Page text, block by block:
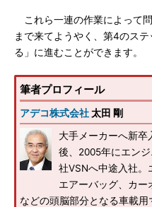
これら一連の作業によって
まで来てようやく、第4のス
る」に進むことができます。
筆者プロフィール
アデコ株式会社太田 剛
大手メーカーへ新卒
後、2005年にエン
社VSNへ中途入社。
エアーバッグ、カー
などの頭脳部分となる車載